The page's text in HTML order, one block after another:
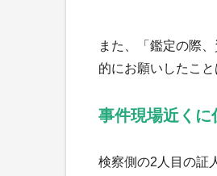
また、「鑑定の際
的にお願いしたこ
事件現場近くに
検察側の2人目の証